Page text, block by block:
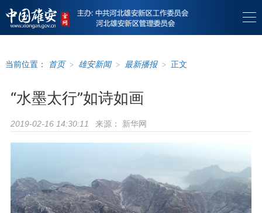
当前位置： 首页 > 雄安新闻 > 最新播报 > 正文
“水墨太行”如诗如画
2019-02-16 14:30:11 来源： 新华网